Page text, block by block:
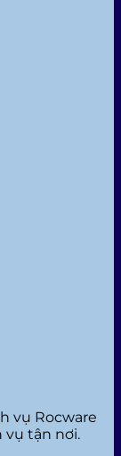
vụ Rocware
vụ tận nơi.